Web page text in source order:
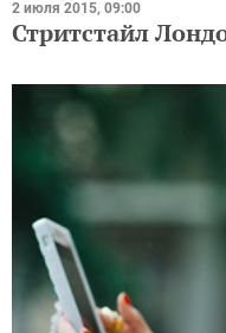
2 июля 2015, 09:00
Стритстайл